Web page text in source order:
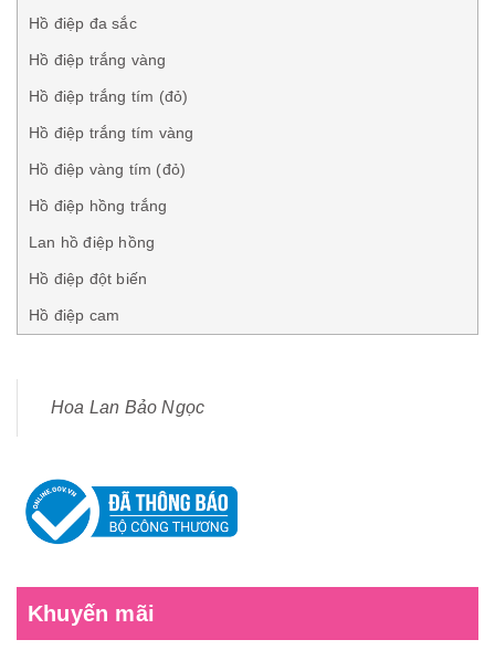
Hồ điệp đa sắc
Hồ điệp trắng vàng
Hồ điệp trắng tím (đỏ)
Hồ điệp trắng tím vàng
Hồ điệp vàng tím (đỏ)
Hồ điệp hồng trắng
Lan hồ điệp hồng
Hồ điệp đột biến
Hồ điệp cam
Hoa Lan Bảo Ngọc
Khuyến mãi